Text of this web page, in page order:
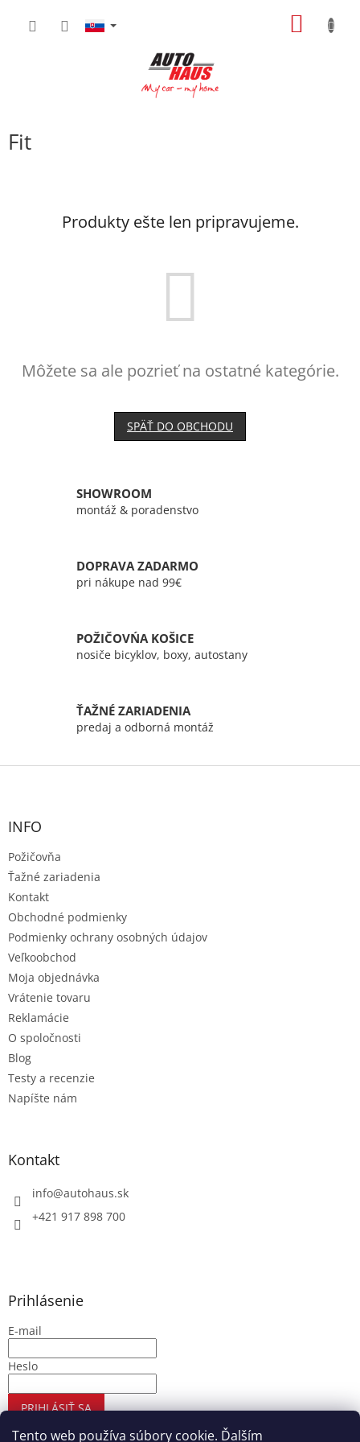
Tento web používa súbory cookie. Ďalším
Fit
Produkty ešte len pripravujeme.
Môžete sa ale pozrieť na ostatné kategórie.
SPÄŤ DO OBCHODU
SHOWROOM
montáž & poradenstvo
DOPRAVA ZADARMO
pri nákupe nad 99€
POŽIČOVŃA KOŠICE
nosiče bicyklov, boxy, autostany
ŤAŽNÉ ZARIADENIA
predaj a odborná montáž
Z
INFO
Požičovňa
Ťažné zariadenia
Kontakt
Obchodné podmienky
Podmienky ochrany osobných údajov
Veľkoobchod
Moja objednávka
Vrátenie tovaru
Reklamácie
O spoločnosti
Blog
Testy a recenzie
Napíšte nám
Kontakt
info@autohaus.sk
+421 917 898 700
Prihlásenie
E-mail
Heslo
PRIHLÁSIŤ SA
Nová registrácia Zabudnuté heslo